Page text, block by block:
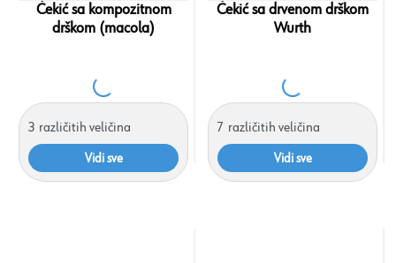
Čekić sa kompozitnom
drškom (macola)
3 različitih veličina
Vidi sve
Čekić sa drvenom drškom
Wurth
7 različitih veličina
Vidi sve